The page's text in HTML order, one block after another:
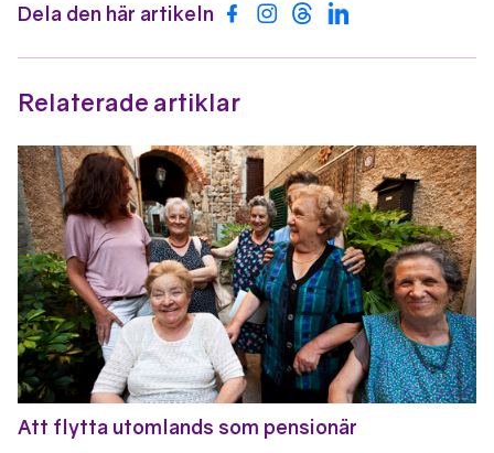
Dela den här artikeln Dela på Facebook
Dela på Instagram
Dela på Threads
Dela på LinkedIn
Relaterade artiklar
Att flytta utomlands som pensionär